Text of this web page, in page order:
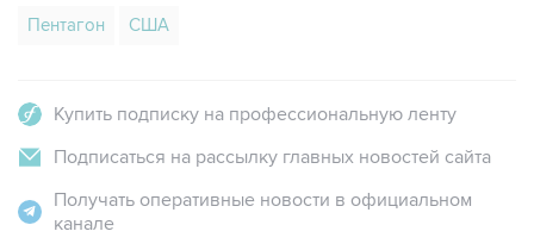
Пентагон США
Купить подписку на профессиональную ленту
Подписаться на рассылку главных новостей сайта
Получать оперативные новости в официальном
канале